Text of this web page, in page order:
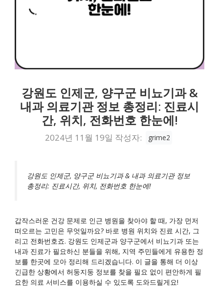
강원도 인제군, 양구군 비뇨기과 &
내과 의료기관 정보 총정리: 진료시
간, 위치, 전화번호 한눈에!
2024년 11월 19일 작성자: grime2
강원도 인제군, 양구군 비뇨기과 & 내과 의료기관 정보
총정리: 진료시간, 위치, 전화번호 한눈에!
갑작스러운 건강 문제로 인근 병원을 찾아야 할 때, 가장 먼저
떠오르는 고민은 무엇일까요? 바로 병원 위치와 진료 시간, 그
리고 전화번호죠. 강원도 인제군과 양구군에서 비뇨기과 또는
내과 진료가 필요하신 분들을 위해, 지역 주민들에게 유용한 정
보를 한곳에 모아 정리해 드리겠습니다. 이 글을 통해 더 이상
긴급한 상황에서 허둥지둥 정보를 찾을 필요 없이 편안하게 필
요한 의료 서비스를 이용하실 수 있도록 도와드릴게요!